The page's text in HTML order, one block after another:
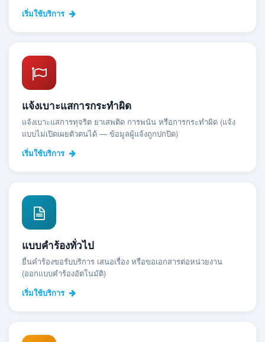
เริ่มใช้บริการ
แจ้งเบาะแสการกระทำผิด
แจ้งเบาะแสการทุจริต ยาเสพติด การพนัน หรือการกระทำผิด (แจ้ง
แบบไม่เปิดเผยตัวตนได้ — ข้อมูลผู้แจ้งถูกปกปิด)
เริ่มใช้บริการ
แบบคำร้องทั่วไป
ยื่นคำร้องขอรับบริการ เสนอเรื่อง หรือขอเอกสารต่อหน่วยงาน
(ออกแบบคำร้องอัตโนมัติ)
เริ่มใช้บริการ